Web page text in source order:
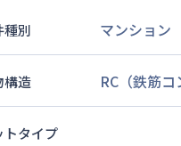
種別 マンション
構造 RC（鉄筋コ
トタイプ